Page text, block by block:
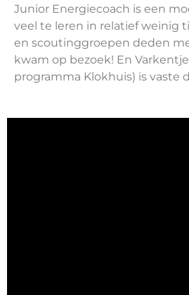
Junior Energiecoach is een
veel te leren in relatief weinig
en scoutinggroepen deden
kwam op bezoek! En
programma Klokhuis) is vaste